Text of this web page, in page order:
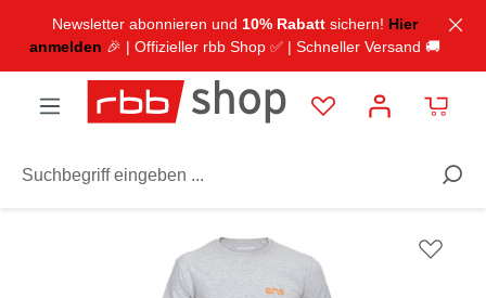
springen
Newsletter abonnieren und 10% Rabattsichern! Hier
anmelden 🎉 | Offizieller rbb Shop ✅ | Schneller Versand 🚚
TV & Radio radioeins